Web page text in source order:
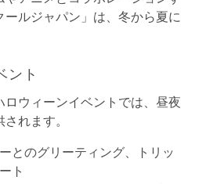
ールジャパン」は、冬から夏に
ント
ウィーンイベントでは、昼夜
れます。
とのグリーティング、トリッ
ト